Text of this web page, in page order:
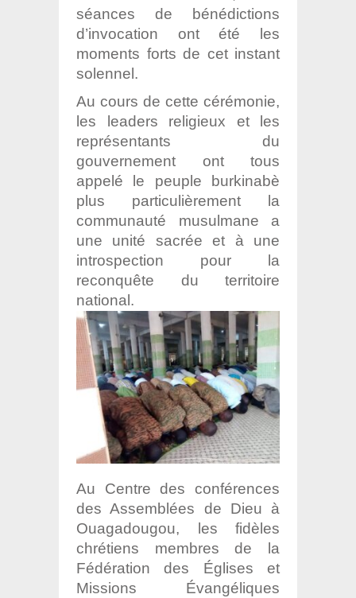
séances de bénédictions
d’invocation ont été les
moments forts de cet instant
solennel.
Au cours de cette cérémonie,
les leaders religieux et les
représentants du
gouvernement ont tous
appelé le peuple burkinabè
plus particulièrement la
communauté musulmane a
une unité sacrée et à une
introspection pour la
reconquête du territoire
national.
Au Centre des conférences
des Assemblées de Dieu à
Ouagadougou, les fidèles
chrétiens membres de la
Fédération des Églises et
Missions Évangéliques